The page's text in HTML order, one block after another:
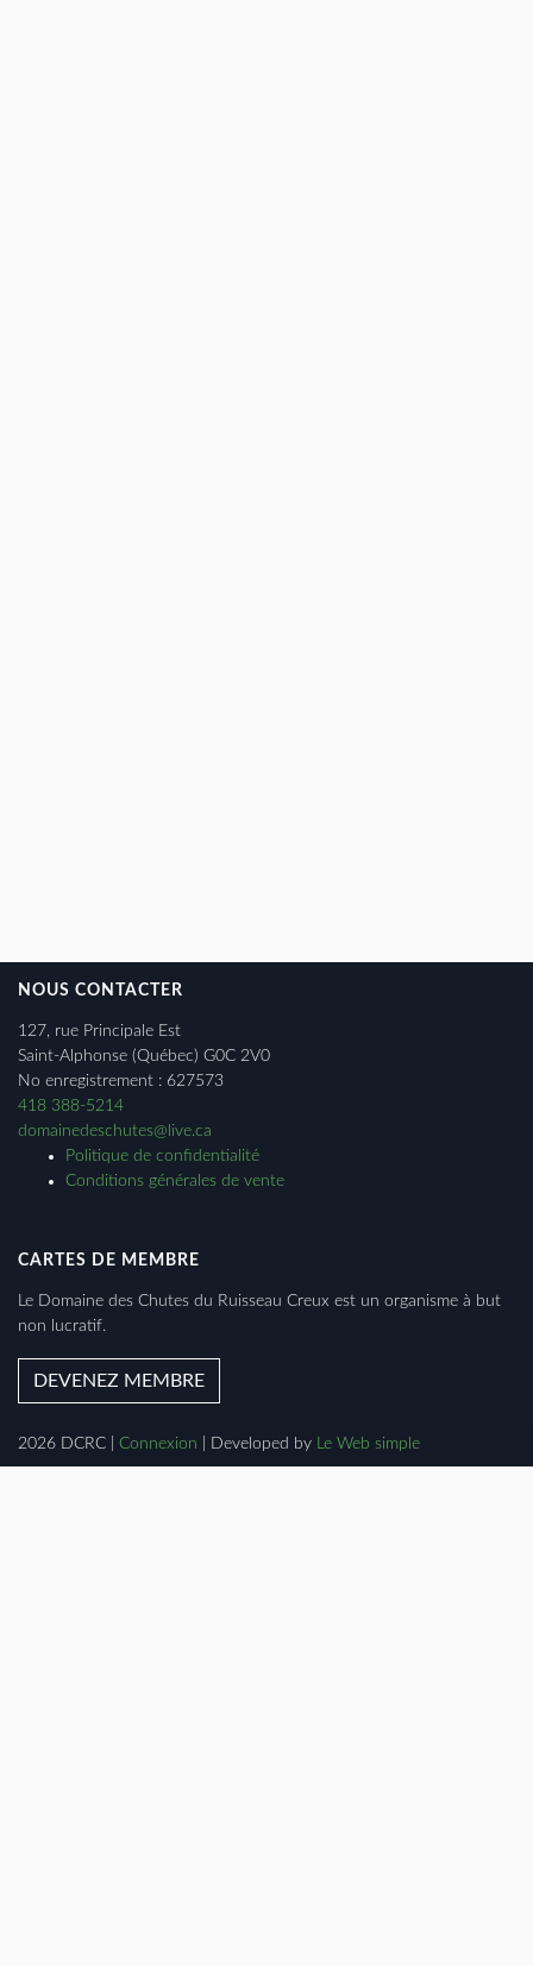
NOUS CONTACTER
127, rue Principale Est
Saint-Alphonse (Québec) G0C 2V0
No enregistrement : 627573
418 388-5214
domainedeschutes@live.ca
Politique de confidentialité
Conditions générales de vente
CARTES DE MEMBRE
Le Domaine des Chutes du Ruisseau Creux est un organisme à but
non lucratif.
DEVENEZ MEMBRE
2026 DCRC Connexion Developed by Le Web simple